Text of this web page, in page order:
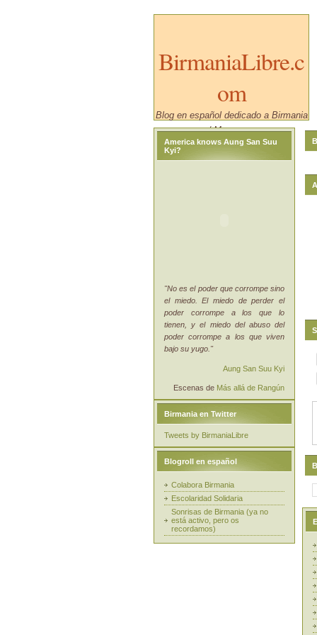
BirmaniaLibre.c
om
Blog en español dedicado a Birmania
/ Myanmar.
America knows Aung San Suu
Kyi?
"No es el poder que corrompe sino
el miedo. El miedo de perder el
poder corrompe a los que lo
tienen, y el miedo del abuso del
poder corrompe a los que viven
bajo su yugo."
Aung San Suu Kyi
Escenas de Más allá de Rangún
Birmania en Twitter
Tweets by BirmaniaLibre
Blogroll en español
Colabora Birmania
Escolaridad Solidaria
Sonrisas de Birmania (ya no
está activo, pero os
recordamos)